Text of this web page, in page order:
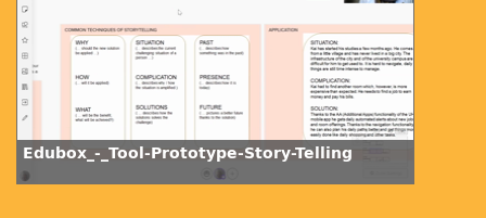
Edubox_-_Tool-Prototype-Story-Telling